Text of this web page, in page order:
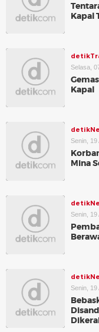
Kapal
Selasa,
Kapal
Senin,
Mina
Senin,
Senin,